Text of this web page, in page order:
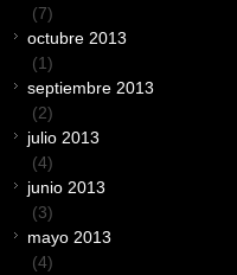
(7)
octubre 2013
(1)
septiembre 2013
(2)
julio 2013
(4)
junio 2013
(3)
mayo 2013
(4)